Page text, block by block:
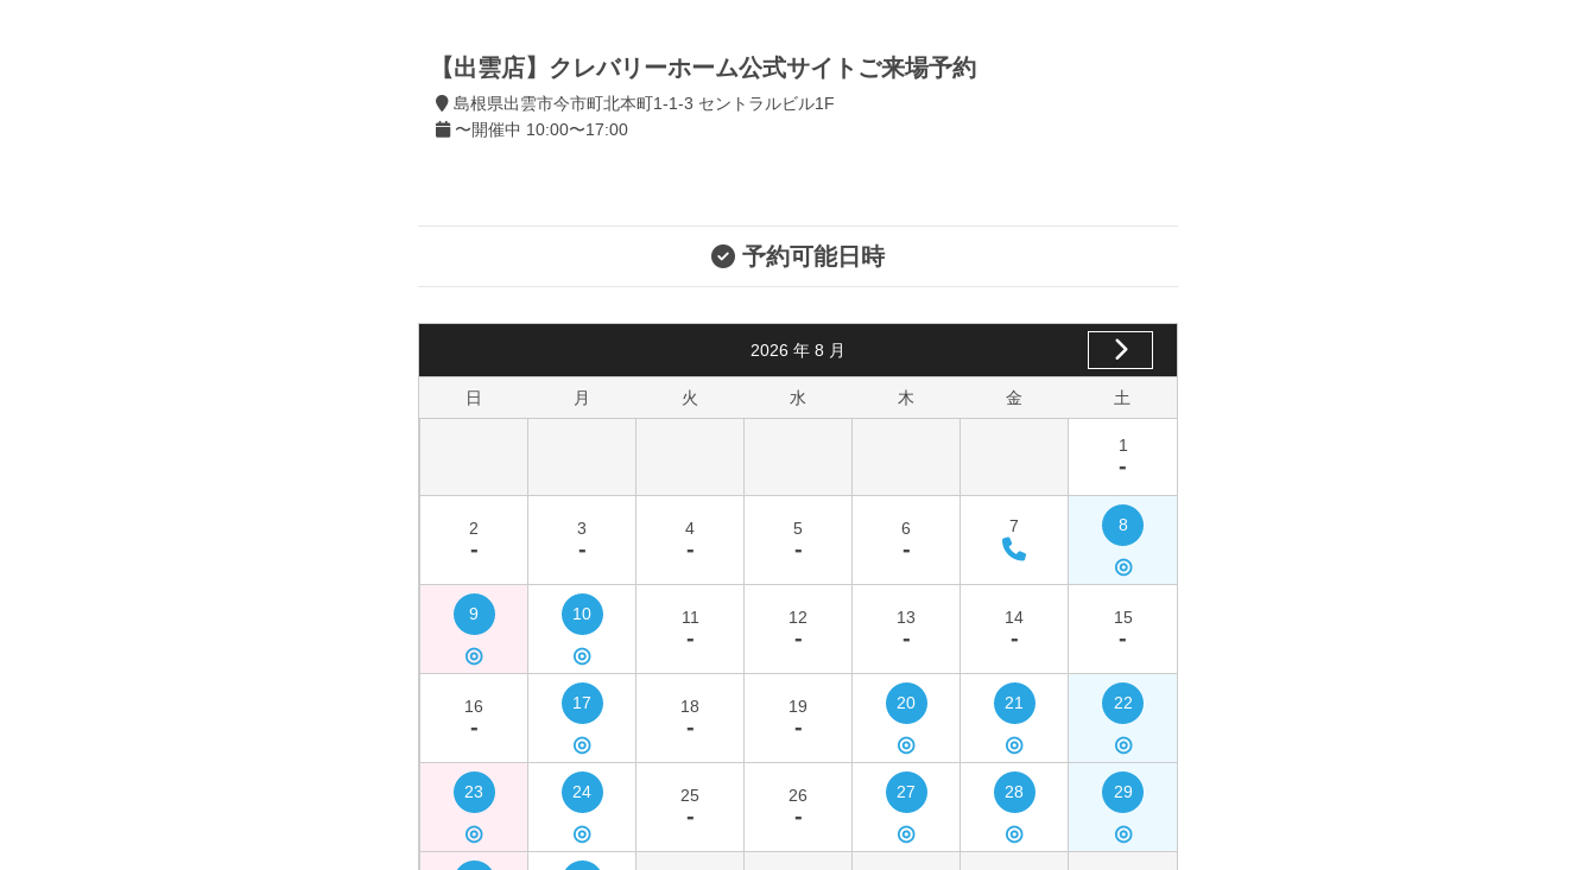
【出雲店】クレバリーホーム公式サイトご来場予約
島根県出雲市今市町北本町1-1-3 セントラルビル1F
〜開催中 10:00〜17:00
予約可能日時
2026 年 8 月
日 月 火 水 木 金 土
1
-
2
-
3
-
4
-
5
-
6
-
7 8
◎
9
◎
10
◎
11
-
12
-
13
-
14
-
15
-
16
-
17
◎
18
-
19
-
20
◎
21
◎
22
◎
23
◎
24
◎
25
-
26
-
27
◎
28
◎
29
◎